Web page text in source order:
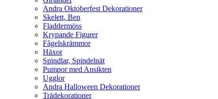
Andra Oktoberfest Dekorationer
Skelett, Ben
Fladdermöss
Krypande Figurer
Fågelskrämmor
Häxor
Spindlar, Spindelnät
Pumpor med Ansikten
Ugglor
Andra Halloween Dekorationer
Trädekorationer